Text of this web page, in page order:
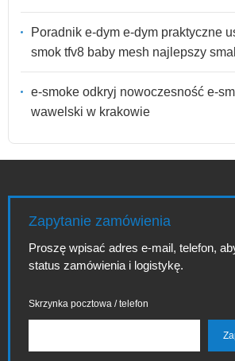
Poradnik e-dym e-dym praktyczne
smok tfv8 baby mesh najlepszy
e-smoke odkryj nowoczesność e-
wawelski w krakowie
Zapytanie zamówienia
Proszę wpisać adres e-mail, telefon,
status zamówienia i logistykę.
Skrzynka pocztowa / telefon